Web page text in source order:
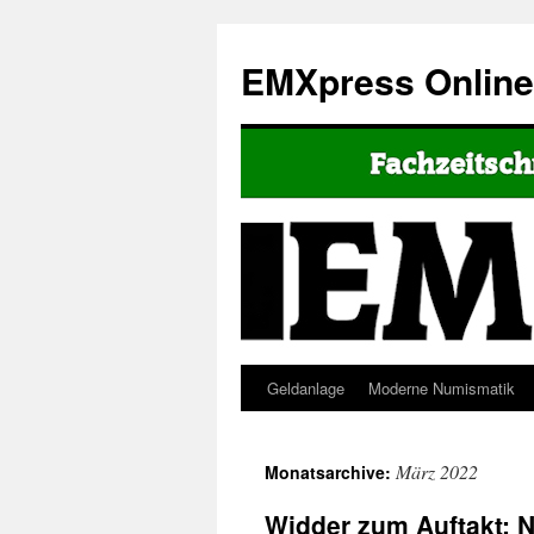
EMXpress
Geldanlage Moderne Numismatik
Monatsarchive: März 2022
Widder zum Auftakt: